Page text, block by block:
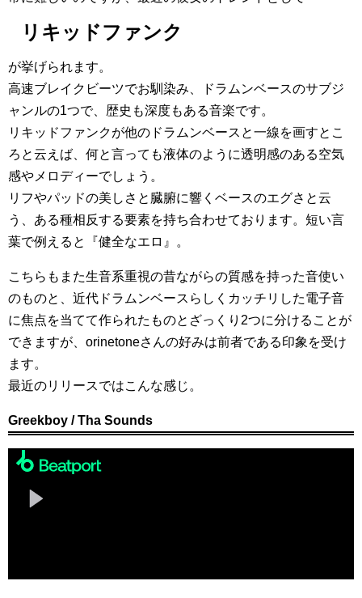
リキッドファンク
が挙げられます。
高速ブレイクビーツでお馴染み、ドラムンベースのサブジ
ャンルの1つで、歴史も深度もある音楽です。
リキッドファンクが他のドラムンベースと一線を画すとこ
ろと云えば、何と言っても液体のように透明感のある空気
感やメロディーでしょう。
リフやパッドの美しさと臓腑に響くベースのエグさと云
う、ある種相反する要素を持ち合わせております。短い言
葉で例えると『健全なエロ』。
こちらもまた生音系重視の昔ながらの質感を持った音使い
のものと、近代ドラムンベースらしくカッチリした電子音
に焦点を当てて作られたものとざっくり2つに分けることが
できますが、orinetoneさんの好みは前者である印象を受け
ます。
最近のリリースではこんな感じ。
Greekboy / Tha Sounds